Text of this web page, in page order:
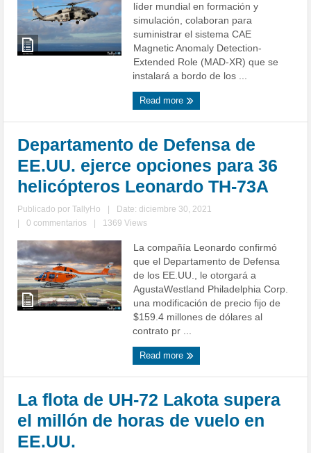
líder mundial en formación y
simulación, colaboran para
suministrar el sistema CAE
Magnetic Anomaly Detection-
Extended Role (MAD-XR) que se
instalará a bordo de los ...
Read more
Departamento de Defensa de
EE.UU. ejerce opciones para 36
helicópteros Leonardo TH-73A
Publicado porTallyHo
Date: diciembre 30, 2021
0 commentarios 1369 Views
La compañía Leonardo confirmó
que el Departamento de Defensa
de los EE.UU., le otorgará a
AgustaWestland Philadelphia Corp.
una modificación de precio fijo de
$159.4 millones de dólares al
contrato pr ...
Read more
La flota de UH-72 Lakota supera
el millón de horas de vuelo en
EE.UU.